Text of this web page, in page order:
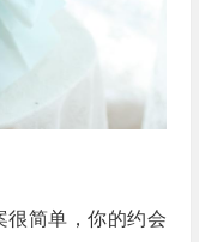
很简单，你的约会